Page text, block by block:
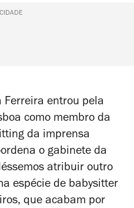
Ferreira entrou pela
como membro da
da imprensa
o gabinete da
atribuir outro
espécie de babysitter
que acabam por